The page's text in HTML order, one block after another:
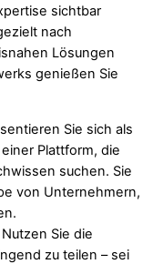
sichtbar
nach
Lösungen
genießen Sie
Sie sich als
Plattform, die
suchen. Sie
von Unternehmern,
Nutzen Sie die
zu teilen – sei